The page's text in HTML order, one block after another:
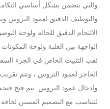
والتي تتضمن بشكل أساسي
والتوظيف الدقيق لعمود التروس
الالتحام الدقيق للحالة ولوحة
الواجهة بين العلبة ولوحة
ثقب التثبيت الخاص في الجزء
الحاجز لعمود التروس ، وتتم
وإدخال عمود التروس. يتم فتح
لتتناسب مع التصميم المسنن